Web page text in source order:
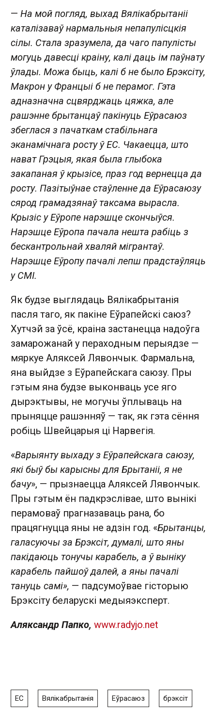
— На мой погляд, выхад Вялікабрытаніі
каталізаваў нармальныя непапулісцкія
сілы. Стала зразумела, да чаго папулісты
могуць давесці краіну, калі даць ім паўнату
ўлады. Можа быць, калі б не было Брэксіту,
Макрон у Францыі б не перамог. Гэта
адназначна сцвярджаць цяжка, але
рашэнне брытанцаў пакінуць Еўрасаюз
збеглася з пачаткам стабільнага
эканамічнага росту ў ЕС. Чакаецца, што
нават Грэцыя, якая была глыбока
закапаная ў крызісе, праз год вернецца да
росту. Пазітыўнае стаўленне да Еўрасаюзу
сярод грамадзянаў таксама вырасла.
Крызіс у Еўропе нарэшце скончыўся.
Нарэшце Еўропа пачала нешта рабіць з
бескантрольнай хваляй мігрантаў.
Нарэшце Еўропу пачалі лепш прадстаўляць
у СМІ.
Як будзе выглядаць Вялікабрытанія
пасля таго, як пакіне Еўрапейскі саюз?
Хутчэй за ўсё, краіна застанецца надоўга
замарожанай у пераходным перыядзе —
мяркуе Аляксей Лявончык. Фармальна,
яна выйдзе з Еўрапейскага саюзу. Пры
гэтым яна будзе выконваць усе яго
дырэктывы, не могучы ўплываць на
прыняцце рашэнняў — так, як гэта сёння
робіць Швейцарыя ці Нарвегія.
«Варыянту выхаду з Еўрапейскага саюзу,
які быў бы карысны для Брытаніі, я не
бачу», — прызнаецца Аляксей Лявончык.
Пры гэтым ён падкрэслівае, што вынікі
перамоваў прагназаваць рана, бо
працягнуцца яны не адзін год. «Брытанцы,
галасуючы за Брэксіт, думалі, што яны
пакідаюць тонучы карабель, а ў выніку
карабель пайшоў далей, а яны пачалі
тануць самі», — падсумоўвае гісторыю
Брэксіту беларускі медыяэксперт.
Аляксандр Папко , www.radyjo.net
ЕС Вялікабрытанія Еўрасаюз брэксіт